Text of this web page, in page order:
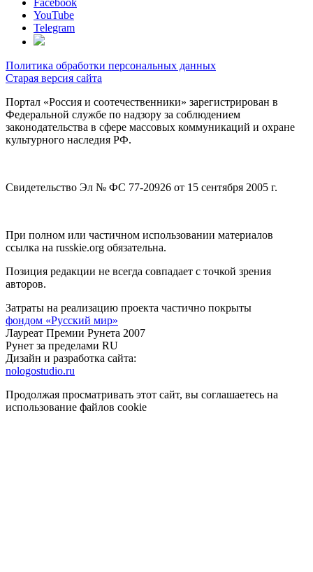
YouTube
Telegram
Политика обработки персональных данных
Старая версия сайта
Портал «Россия и соотечественники» зарегистрирован в
Федеральной службе по надзору за соблюдением
законодательства в сфере массовых коммуникаций и охране
культурного наследия РФ.
Свидетельство Эл № ФС 77-20926 от 15 сентября 2005 г.
При полном или частичном использовании материалов
ссылка на russkie.org обязательна.
Позиция редакции не всегда совпадает с точкой зрения
авторов.
Затраты на реализацию проекта частично покрыты
фондом «Русский мир»
Лауреат Премии Рунета 2007
Рунет за пределами RU
Дизайн и разработка сайта:
nologostudio.ru
Продолжая просматривать этот сайт, вы соглашаетесь на
использование файлов cookie